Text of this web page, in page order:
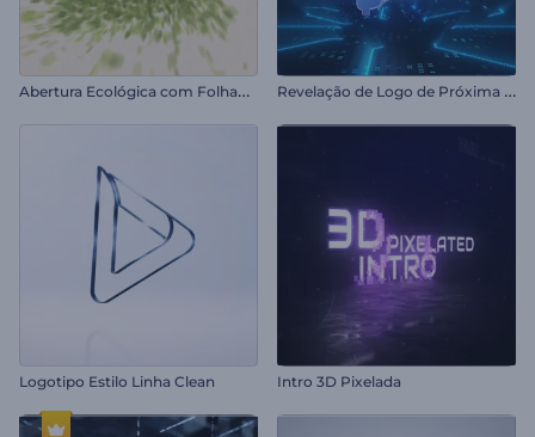
A
bertura Ecológica com Folhagens R
evelação de Logo de Próxima Geração
Logotipo Estilo Linha Clean Intro 3D Pixelada